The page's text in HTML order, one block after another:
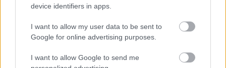
device identifiers in apps.
I want to allow my user data to be sent to
Google for online advertising purposes.
I want to allow Google to send me
Venom tehát 18,1 millióval bronzérmes ezúttal, de
változatlanul jobbak változási mutatói, mint azt a
nagyon szapuló kritikák után gondolhattuk volna.
Több mint 170 milliót költöttek már a nézők a Sony
filmjére.